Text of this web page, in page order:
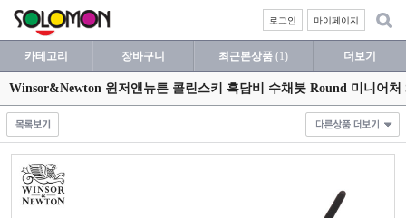
마이페이지
로그인
카테고리 장바구니 최근본상품 (1) 더보기
Winsor&Newton 윈저앤뉴튼 콜린스키 흑담비 수채붓 Round 미니어처